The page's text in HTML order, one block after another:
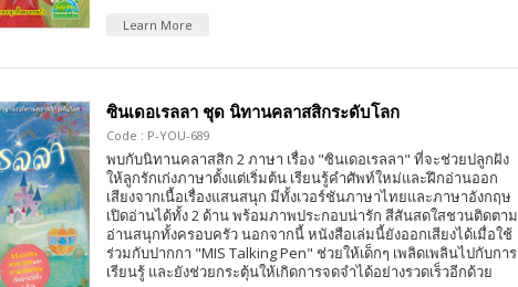
Learn More
ซินเดอเรลลา ชุด นิทานคลาสสิกระดับโลก
Code : P-YOU-689
พบกับนิทานคลาสสิก 2 ภาษา เรื่อง "ซินเดอเรลลา" ที่จะช่วยปลูกฝัง
ให้ลูกรักเก่งภาษาตั้งแต่เริ่มต้น เรียนรู้คำศัพท์ใหม่และฝึกอ่านออก
เสียงจากเนื้อเรื่องแสนสนุก มีทั้งเวอร์ชันภาษาไทยและภาษาอังกฤษ
เปิดอ่านได้ทั้ง 2 ด้าน พร้อมภาพประกอบน่ารัก สีสันสดใสชวนติดตาม
อ่านสนุกทั้งครอบครัว นอกจากนี้ หนังสือเล่มนี้ยังออกเสียงได้เมื่อใช้
ร่วมกับปากกา "MIS Talking Pen" ช่วยให้เด็กๆ เพลิดเพลินไปกับการ
เรียนรู้ และยังช่วยกระตุ้นให้เกิดการจดจำได้อย่างรวดเร็วอีกด้วย